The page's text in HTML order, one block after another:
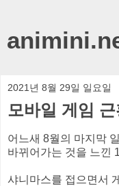
2021년 8월 29일 일요일
모바일 게임
어느새 8월의 마지막
바뀌어가는 것을 느낀
샤니마스를 접으면서